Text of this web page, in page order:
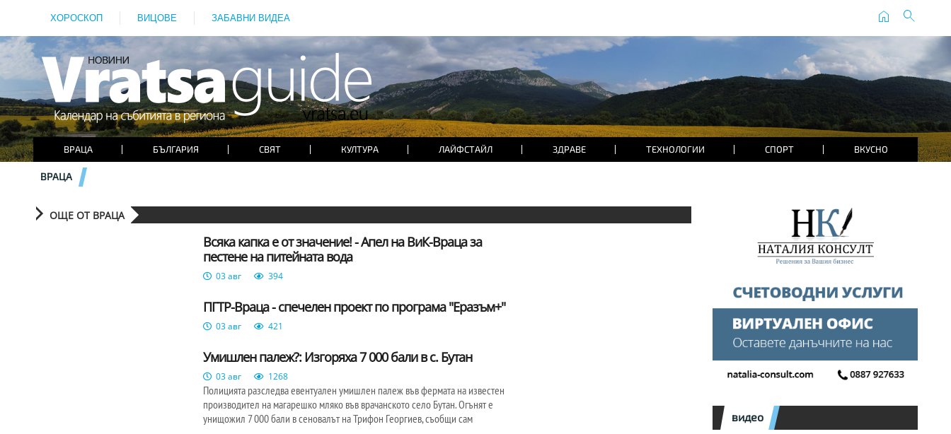
ХОРОСКОП ВИЦОВЕ ЗАБАВНИ ВИДЕА home search
ВРАЦА БЪЛГАРИЯ СВЯТ КУЛТУРА ЛАЙФСТАЙЛ ЗДРАВЕ ТЕХНОЛОГИИ СПОРТ ВКУСНО
ВРАЦА
ОЩЕ ОТ ВРАЦА
Всяка капка е от значение! - Апел на ВиК-Враца за
пестене на питейната вода
03 авг 394
ПГТР-Враца - спечелен проект по програма "Еразъм+"
03 авг 421
Умишлен палеж?: Изгоряха 7 000 бали в с. Бутан
03 авг 1268
Полицията разследва евентуален умишлен палеж във фермата на известен
производител на магарешко мляко във врачанското село Бутан. Огънят е
унищожил 7 000 бали в сеновалът на Трифон Георгиев, съобщи сам
видео